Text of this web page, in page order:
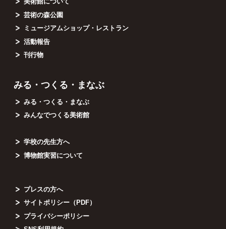
芸術の森公園
ミュージアムショップ・レストラン
活動報告
刊行物
みる・つくる・まなぶ
みる・つくる・まなぶ
みんなでつくる美術館
学校の先生方へ
博物館実習について
プレスの方へ
サイトポリシー（PDF）
プライバシーポリシー